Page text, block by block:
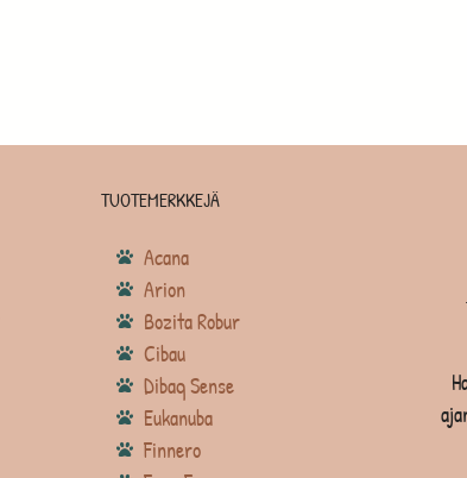
TUOTEMERKKEJÄ
Acana
Arion
Bozita Robur
Cibau
Dibaq Sense
Eukanuba
Finnero